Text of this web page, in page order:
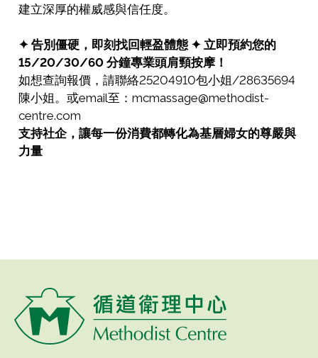
建立深厚的權威感與信任度。
✦ 告別僵硬，即刻找回輕盈體態 ✦ 立即預約您的
15/20/30/60 分鐘專業頭肩頸按摩！
如想查詢報價，請聯絡25204910包小姐/28635694
陳小姐。或email至：mcmassage@methodist-
centre.com
支持社企，讓每一份消費都轉化為基層婦女的尊嚴與
力量